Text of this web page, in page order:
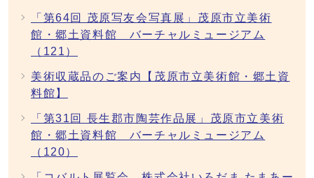
「第64回 茂原写友会写真展」茂原市立美術
館・郷土資料館 バーチャルミュージアム
（121）
美術収蔵品のご案内【茂原市立美術館・郷土資
料館】
「第31回 長生郡市陶芸作品展」茂原市立美術
館・郷土資料館 バーチャルミュージアム
（120）